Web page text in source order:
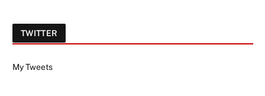
TWITTER
My Tweets